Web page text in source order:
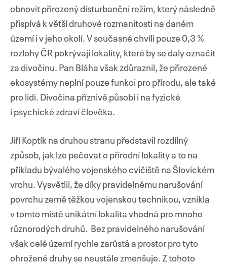
obnovit přirozený disturbanční režim, který následně
přispívá k větší druhové rozmanitosti na daném
území i v jeho okolí. V současné chvíli pouze 0,3 %
rozlohy ČR pokrývají lokality, které by se daly označit
za divočinu. Pan Bláha však zdůraznil, že přirozené
ekosystémy neplní pouze funkci pro přírodu, ale také
pro lidi. Divočina příznivě působí i na fyzické
i psychické zdraví člověka.
Jiří Koptík na druhou stranu představil rozdílný
způsob, jak lze pečovat o přírodní lokality a to na
příkladu bývalého vojenského cvičiště na Šlovickém
vrchu. Vysvětlil, že díky pravidelnému narušování
povrchu země těžkou vojenskou technikou, vznikla
v tomto místě unikátní lokalita vhodná pro mnoho
různorodých druhů. Bez pravidelného narušování
však celé území rychle zarůstá a prostor pro tyto
ohrožené druhy se neustále zmenšuje. Z tohoto